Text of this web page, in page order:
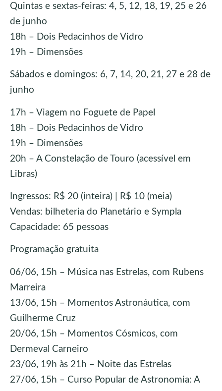
Quintas e sextas-feiras: 4, 5, 12, 18, 19, 25 e 26
de junho
18h – Dois Pedacinhos de Vidro
19h – Dimensões
Sábados e domingos: 6, 7, 14, 20, 21, 27 e 28 de
junho
17h – Viagem no Foguete de Papel
18h – Dois Pedacinhos de Vidro
19h – Dimensões
20h – A Constelação de Touro (acessível em
Libras)
Ingressos: R$ 20 (inteira) | R$ 10 (meia)
Vendas: bilheteria do Planetário e Sympla
Capacidade: 65 pessoas
Programação gratuita
06/06, 15h – Música nas Estrelas, com Rubens
Marreira
13/06, 15h – Momentos Astronáutica, com
Guilherme Cruz
20/06, 15h – Momentos Cósmicos, com
Dermeval Carneiro
23/06, 19h às 21h – Noite das Estrelas
27/06, 15h – Curso Popular de Astronomia: A